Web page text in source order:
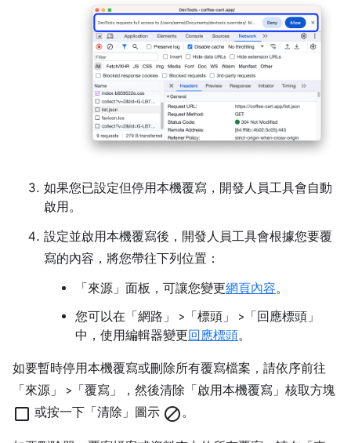
如果您已設定但停用本機覆寫，開發人員工具會自動
啟用。
設定並啟用本機覆寫後，開發人員工具會根據您要覆
寫的內容，將您帶往下列位置：
「來源」 面板，可讓您變更網頁內容。
您可以在「網路」
>「標頭」
>「回應標頭」
中，使用編輯器變更回應標頭。
如要暫時停用本機覆寫或刪除所有覆寫檔案，請依序前往
「來源」
>「覆寫」 ，然後清除「啟用本機覆寫」 核取方塊
check_box_outline_blank 或按一下「清除」 圖示 block。